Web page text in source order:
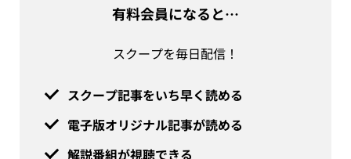
有料会員になると…
スクープを毎日配信！
スクープ記事をいち早く読める
電子版オリジナル記事が読める
解説番組が視聴できる